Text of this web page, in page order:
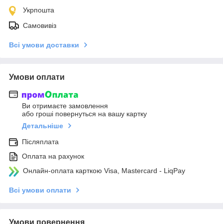
Укрпошта
Самовивіз
Всі умови доставки
Умови оплати
Ви отримаєте замовлення
або гроші повернуться на вашу картку
Детальніше
Післяплата
Оплата на рахунок
Онлайн-оплата карткою Visa, Mastercard - LiqPay
Всі умови оплати